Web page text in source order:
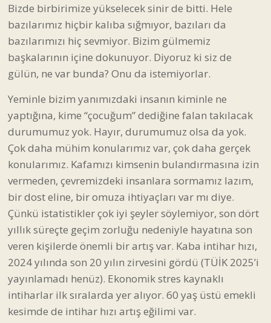
Bizde birbirimize yükselecek sinir de bitti. Hele
bazılarımız hiçbir kalıba sığmıyor, bazıları da
bazılarımızı hiç sevmiyor. Bizim gülmemiz
başkalarının içine dokunuyor. Diyoruz ki siz de
gülün, ne var bunda? Onu da istemiyorlar.
Yeminle bizim yanımızdaki insanın kiminle ne
yaptığına, kime “çocuğum” dediğine falan takılacak
durumumuz yok. Hayır, durumumuz olsa da yok.
Çok daha mühim konularımız var, çok daha gerçek
konularımız. Kafamızı kimsenin bulandırmasına izin
vermeden, çevremizdeki insanlara sormamız lazım,
bir dost eline, bir omuza ihtiyaçları var mı diye.
Çünkü istatistikler çok iyi şeyler söylemiyor, son dört
yıllık süreçte geçim zorluğu nedeniyle hayatına son
veren kişilerde önemli bir artış var. Kaba intihar hızı,
2024 yılında son 20 yılın zirvesini gördü (TÜİK 2025’i
yayınlamadı henüz). Ekonomik stres kaynaklı
intiharlar ilk sıralarda yer alıyor. 60 yaş üstü emekli
kesimde de intihar hızı artış eğilimi var.